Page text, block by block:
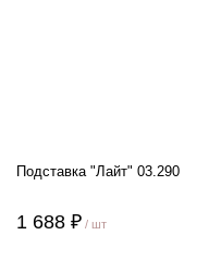
Подставка "Лайт" 03.290
1 688 ₽ / шт